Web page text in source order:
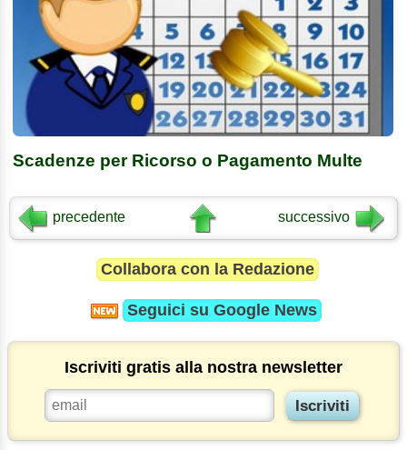
Scadenze per Ricorso o Pagamento Multe
precedente successivo
Collabora con la Redazione
Seguici su Google News
Iscriviti gratis alla nostra newsletter